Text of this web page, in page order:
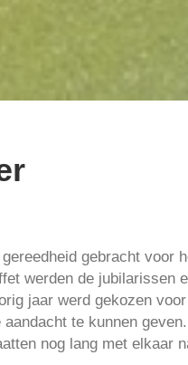
gebracht voor
werden de jubilarissen
jaar werd gekozen
te kunnen
nog lang met elkaar